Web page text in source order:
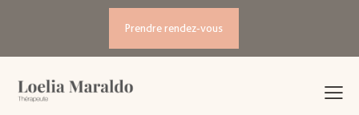
Prendre rendez-vous